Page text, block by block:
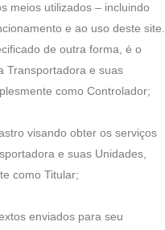
meios utilizados – incluindo
e ao uso deste site.
de outra forma, é o
Transportadora e suas
como Controlador;
visando obter os serviços
e suas Unidades,
como Titular;
enviados para seu